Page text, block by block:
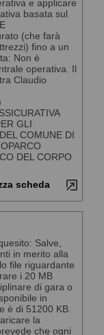
e applicare
basata sul
(che farà
fino a un
Non è
operativa. Il
Claudio
GLI
COMUNE DI
DEL CORPO
scheda
Salve,
in merito alla
file riguardante
i 20 MB
di gara o
in
è di 51200 KB.
la
che ogni